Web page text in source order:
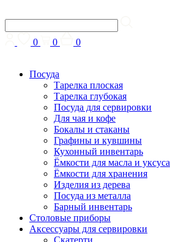
0 0 0
Посуда
Тарелка плоская
Тарелка глубокая
Посуда для сервировки
Для чая и кофе
Бокалы и стаканы
Графины и кувшины
Кухонный инвентарь
Ёмкости для масла и уксуса
Ёмкости для хранения
Изделия из дерева
Посуда из металла
Барный инвентарь
Столовые приборы
Аксессуары для сервировки
Скатерти